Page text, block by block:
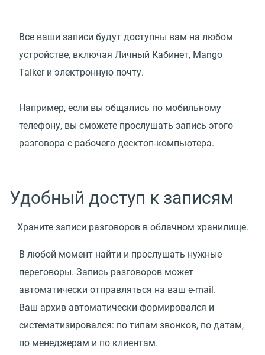
Все ваши записи будут доступны вам на любом
устройстве, включая Личный Кабинет, Mango
Talker и электронную почту.
Например, если вы общались по мобильному
телефону, вы сможете прослушать запись этого
разговора с рабочего десктоп-компьютера.
Удобный доступ к записям
Храните записи разговоров в облачном хранилище.
В любой момент найти и прослушать нужные
переговоры. Запись разговоров может
автоматически отправляться на ваш e-mail.
Ваш архив автоматически формировался и
систематизировался: по типам звонков, по датам,
по менеджерам и по клиентам.